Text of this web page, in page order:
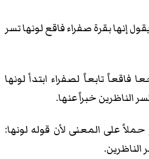
إنها بقرة صفراء فاقع لونها تسر
تابعاً لصفراء ابتدأ لونها
الناظرين خبراً عنها.
على المعنى لأن قوله لونها:
الناظرين.